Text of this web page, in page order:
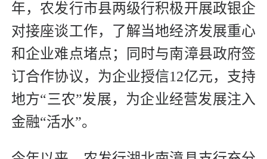
年，农发行市县两级行积极开展政银企
对接座谈工作，了解当地经济发展重心
和企业难点堵点；同时与南漳县政府签
订合作协议，为企业授信12亿元，支持
地方“三农”发展，为企业经营发展注入
金融“活水”。